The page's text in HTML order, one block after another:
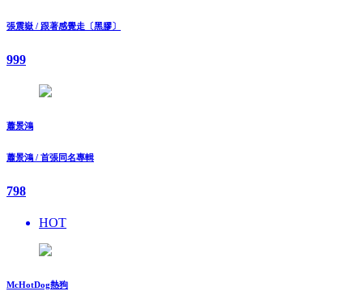
張震嶽 / 跟著感覺走〔黑膠〕
999
蕭景鴻
蕭景鴻 / 首張同名專輯
798
HOT
McHotDog熱狗